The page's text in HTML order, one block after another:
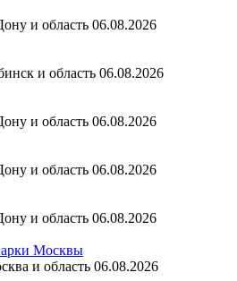
и область 06.08.2026
и область 06.08.2026
и область 06.08.2026
и область 06.08.2026
и область 06.08.2026
Москвы
и область 06.08.2026